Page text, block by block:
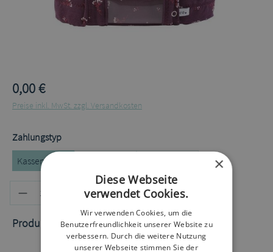
0,00 €
Preise inkl. MwSt. zzgl. Versandkosten
Zahlungstypauswählen
Kassenrezept
Produkt Anzahl: Gib den
In den Warenkorb
Produktnummer:60072201.1
×
Diese Webseite
verwendet Cookies.
Wir verwenden Cookies, um die
Benutzerfreundlichkeit unserer Website zu
verbessern. Durch die weitere Nutzung
unserer Webseite stimmen Sie der